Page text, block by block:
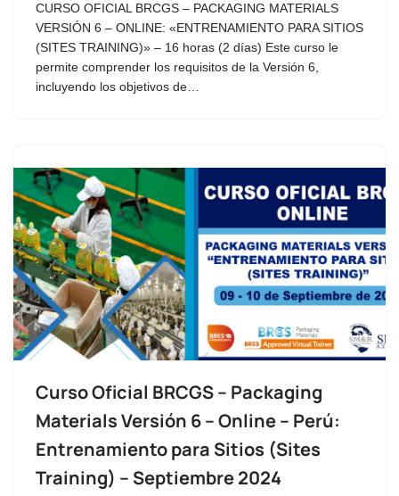
CURSO OFICIAL BRCGS – PACKAGING MATERIALS
VERSIÓN 6 – ONLINE: «ENTRENAMIENTO PARA SITIOS
(SITES TRAINING)» – 16 horas (2 días) Este curso le
permite comprender los requisitos de la Versión 6,
incluyendo los objetivos de…
Curso Oficial BRCGS – Packaging
Materials Versión 6 – Online – Perú:
Entrenamiento para Sitios (Sites
Training) – Septiembre 2024